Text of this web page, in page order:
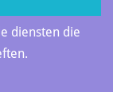
diensten die